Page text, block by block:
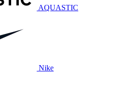
AQUASTIC
Nike